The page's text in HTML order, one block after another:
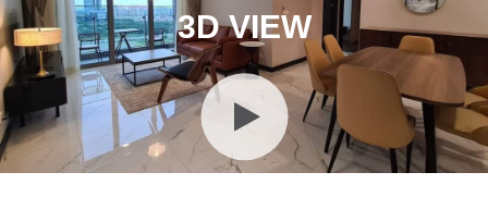
3D VIEW